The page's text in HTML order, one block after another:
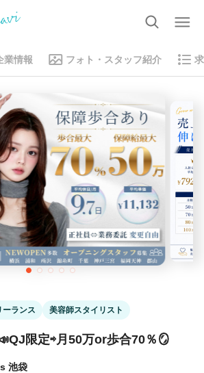
業情報 フォト・スタッフ紹介
ーランス 美容師スタイリスト
限定⇨月50万or歩合70％🪞
池袋